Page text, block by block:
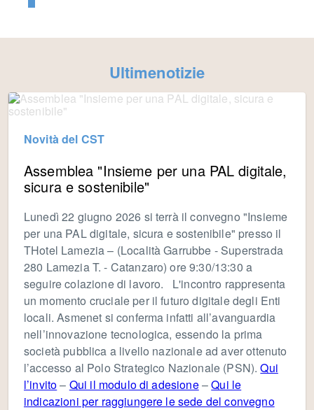
Ultimenotizie
Novità del CST
Assemblea "Insieme per una PAL digitale,
sicura e sostenibile"
Lunedì 22 giugno 2026 si terrà il convegno "Insieme
per una PAL digitale, sicura e sostenibile" presso il
THotel Lamezia – (Località Garrubbe - Superstrada
280 Lamezia T. - Catanzaro) ore 9:30/13:30 a
seguire colazione di lavoro. L'incontro rappresenta
un momento cruciale per il futuro digitale degli Enti
locali. Asmenet si conferma infatti all’avanguardia
nell’innovazione tecnologica, essendo la prima
società pubblica a livello nazionale ad aver ottenuto
l’accesso al Polo Strategico Nazionale (PSN).Qui
l’invito– Qui il modulo di adesione–Qui le
indicazioni per raggiungere le sede del convegno